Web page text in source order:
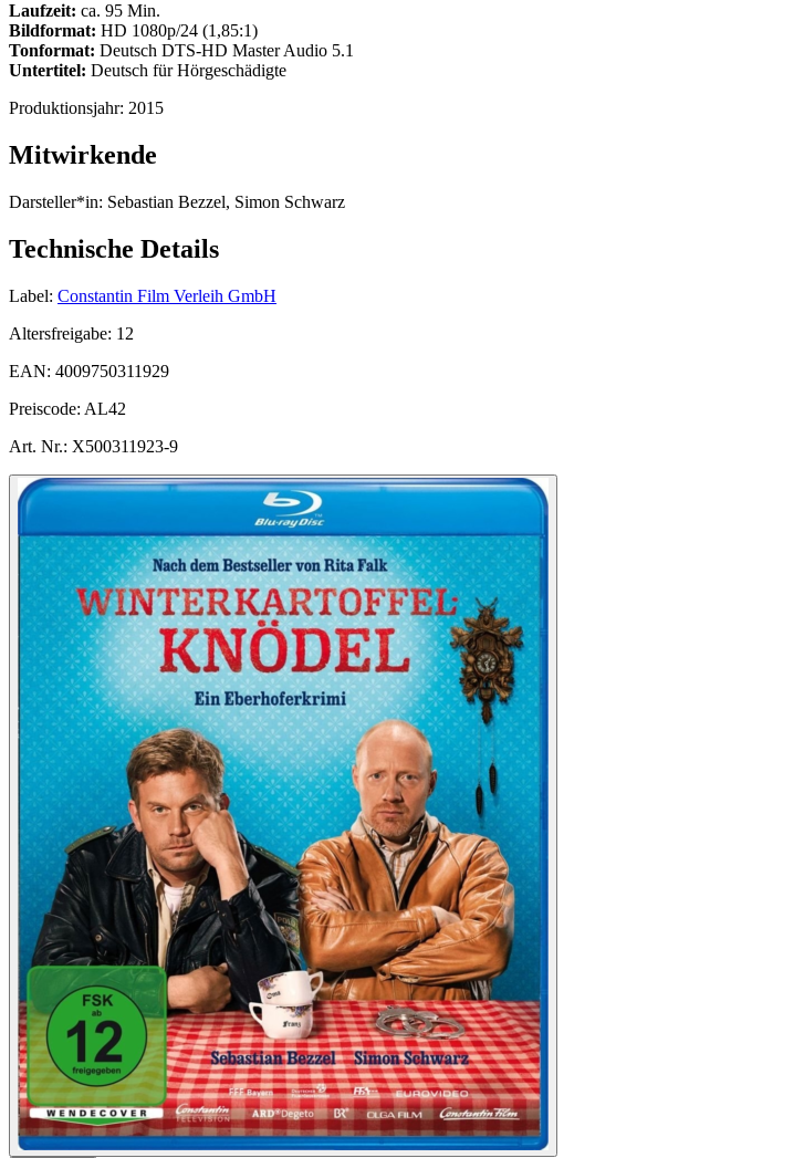
Laufzeit: ca. 95 Min.
Bildformat: HD 1080p/24 (1,85:1)
Tonformat: Deutsch DTS-HD Master Audio 5.1
Untertitel: Deutsch für Hörgeschädigte
Produktionsjahr: 2015
Mitwirkende
Darsteller*in: Sebastian Bezzel, Simon Schwarz
Technische Details
Label: Constantin Film Verleih GmbH
Altersfreigabe: 12
EAN: 4009750311929
Preiscode: AL42
Art. Nr.: X500311923-9